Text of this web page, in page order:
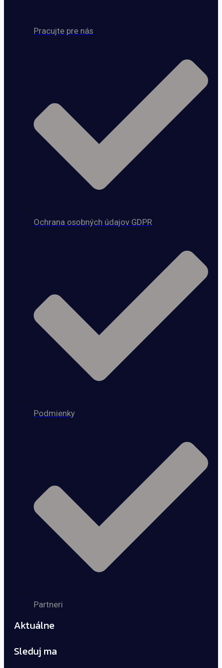
Pracujte pre nás
Ochrana osobných údajov GDPR
Podmienky
Partneri
Aktuálne
Sleduj ma